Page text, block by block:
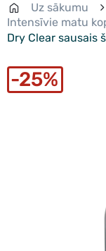
Uz sākumu
Intensīvie matu
Dry Сlear sausais
25%